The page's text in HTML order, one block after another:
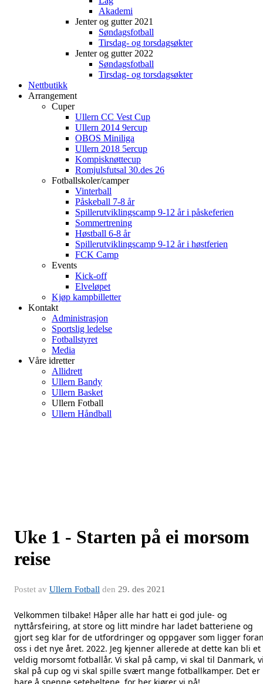
Akademi
Jenter og gutter 2021
Søndagsfotball
Tirsdag- og torsdagsøkter
Jenter og gutter 2022
Søndagsfotball
Tirsdag- og torsdagsøkter
Nettbutikk
Arrangement
Cuper
Ullern CC Vest Cup
Ullern 2014 9ercup
OBOS Miniliga
Ullern 2018 5ercup
Kompisknøttecup
Romjulsfutsal 30.des 26
Fotballskoler/camper
Vinterball
Påskeball 7-8 år
Spillerutviklingscamp 9-12 år i påskeferien
Sommertrening
Høstball 6-8 år
Spillerutviklingscamp 9-12 år i høstferien
FCK Camp
Events
Kick-off
Elveløpet
Kjøp kampbilletter
Kontakt
Administrasjon
Sportslig ledelse
Fotballstyret
Media
Våre idretter
Allidrett
Ullern Bandy
Ullern Basket
Ullern Fotball
Ullern Håndball
Uke 1 - Starten på ei morsom
reise
Postet av Ullern Fotball den 29. des 2021
Velkommen tilbake! Håper alle har hatt ei god jule- og
nyttårsfeiring, at store og litt mindre har ladet batteriene og
gjort seg klar for de utfordringer og oppgaver som ligger
oss i det nye året. 2022. Jeg kjenner allerede at dette kan bli et
veldig morsomt fotballår. Vi skal på camp, vi skal til Danmark,
skal på cup og vi skal spille svært mange fotballkamper. Det er